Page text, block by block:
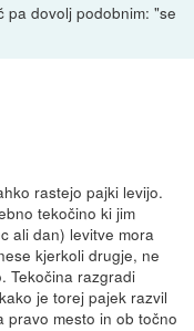
pa dovolj podobnim: "se
rastejo pajki levijo.
tekočino ki jim
ali dan) levitve mora
kjerkoli drugje, ne
Tekočina razgradi
je torej pajek razvil
pravo mesto in ob točno